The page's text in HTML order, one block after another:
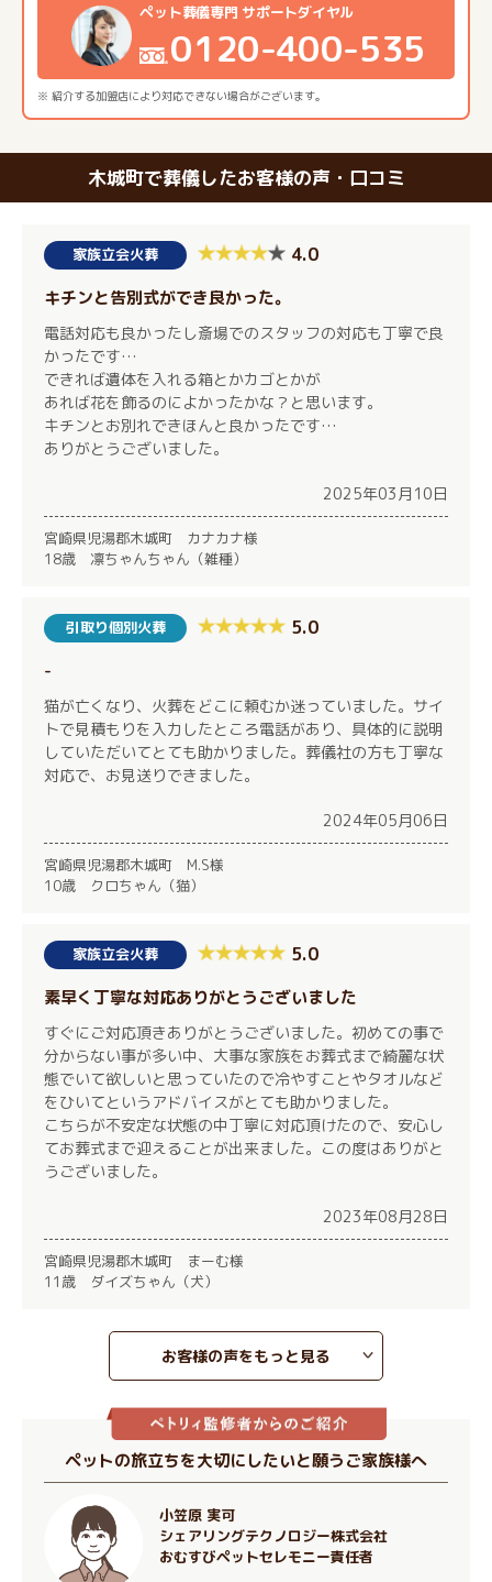
※ 紹介する加盟店により対応できない場合がございます。
ペット葬儀専門 サポートダイヤル
0120-400-535
木城町で葬儀したお客様の声・口コミ
家族立会火葬 4.0
キチンと告別式ができ良かった。
電話対応も良かったし斎場でのスタッフの対応も丁寧で良
かったです…
できれば遺体を入れる箱とかカゴとかが
あれば花を飾るのによかったかな？と思います。
キチンとお別れできほんと良かったです…
ありがとうございました。
2025年03月10日
宮崎県児湯郡木城町 カナカナ様
18歳 凛ちゃんちゃん（雑種）
引取り個別火葬 5.0
-
猫が亡くなり、火葬をどこに頼むか迷っていました。サイ
トで見積もりを入力したところ電話があり、具体的に説明
していただいてとても助かりました。葬儀社の方も丁寧な
対応で、お見送りできました。
2024年05月06日
宮崎県児湯郡木城町 M.S様
10歳 クロちゃん（猫）
家族立会火葬 5.0
素早く丁寧な対応ありがとうございました
すぐにご対応頂きありがとうございました。初めての事で
分からない事が多い中、大事な家族をお葬式まで綺麗な状
態でいて欲しいと思っていたので冷やすことやタオルなど
をひいてというアドバイスがとても助かりました。
こちらが不安定な状態の中丁寧に対応頂けたので、安心し
てお葬式まで迎えることが出来ました。この度はありがと
うございました。
2023年08月28日
宮崎県児湯郡木城町 まーむ様
11歳 ダイズちゃん（犬）
お客様の声をもっと見る
ペットの旅立ちを大切にしたいと願うご家族様へ
小笠原 実可
シェアリングテクノロジー株式会社
おむすびペットセレモニー責任者